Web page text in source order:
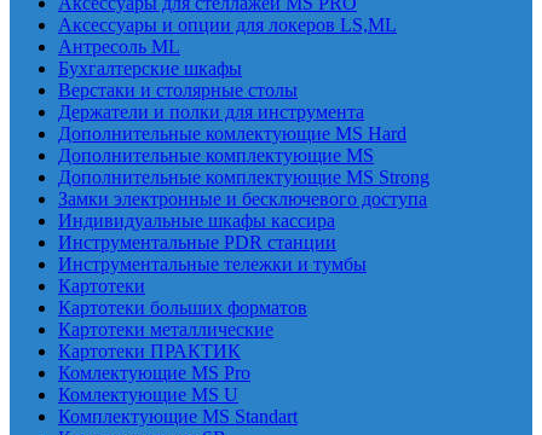
Аксессуары и опции для локеров LS,ML
Антресоль ML
Бухгалтерские шкафы
Верстаки и столярные столы
Держатели и полки для инструмента
Дополнительные комлектующие MS Hard
Дополнительные комплектующие MS
Дополнительные комплектующие MS Strong
Замки электронные и бесключевого доступа
Индивидуальные шкафы кассира
Инструментальные PDR станции
Инструментальные тележки и тумбы
Картотеки
Картотеки больших форматов
Картотеки металлические
Картотеки ПРАКТИК
Комлектующие MS Pro
Комлектующие MS U
Комплектующие MS Standart